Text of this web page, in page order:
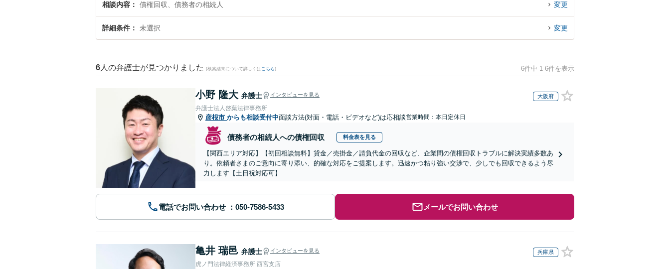
相談内容 債権回収、債務者の相続人 変更
詳細条件 未選択 変更
6 人の弁護士が見つかりました (検索結果について詳しくは こちら) 6件中 1-6件を表示
小野 隆大 弁護士 インタビューを見る 大阪府
弁護士法人啓葉法律事務所
彦根市 からも相談受付中面談方法(対面・電話・ビデオなど)は応相談営業時間：本日定休日
債務者の相続人への債権回収 料金表を見る
【関西エリア対応】【初回相談無料】貸金／売掛金／請負代金の回収など、企業間の債権回収トラブルに解決実績多数あ
り。依頼者さまのご意向に寄り添い、的確な対応をご提案します。迅速かつ粘り強い交渉で、少しでも回収できるよう尽
力します【土日祝対応可】
電話でお問い合わせ メールでお問い合わせ
亀井 瑞邑 弁護士 インタビューを見る 兵庫県
虎ノ門法律経済事務所 西宮支店